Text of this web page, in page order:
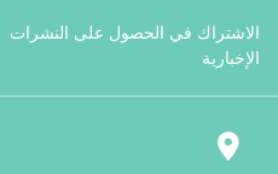
الاشتراك في الحصول على النشرات
الإخبارية